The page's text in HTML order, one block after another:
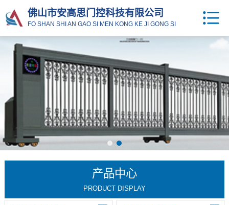
佛山市安高思门控科技有限公司
FO SHAN SHI AN GAO SI MEN KONG KE JI GONG SI
产品中心
PRODUCT DISPLAY